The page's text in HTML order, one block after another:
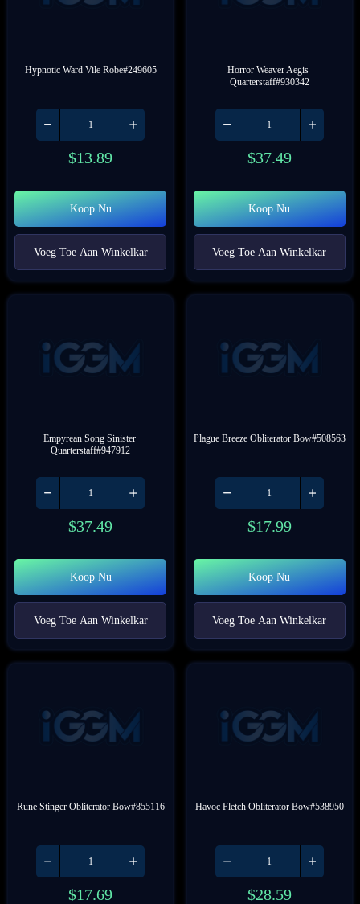
Hypnotic Ward Vile Robe#249605
$13.89
Koop Nu
Voeg Toe Aan Winkelkar
Horror Weaver Aegis
Quarterstaff#930342
$37.49
Koop Nu
Voeg Toe Aan Winkelkar
Empyrean Song Sinister
Quarterstaff#947912
$37.49
Koop Nu
Voeg Toe Aan Winkelkar
Plague Breeze Obliterator Bow#508563
$17.99
Koop Nu
Voeg Toe Aan Winkelkar
Rune Stinger Obliterator Bow#855116
$17.69
Havoc Fletch Obliterator Bow#538950
$28.59